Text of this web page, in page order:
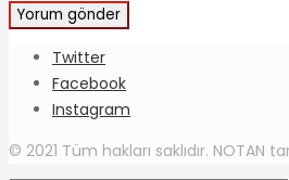
Twitter
Facebook
Instagram
© 2021 Tüm hakları saklıdır. NOTAN